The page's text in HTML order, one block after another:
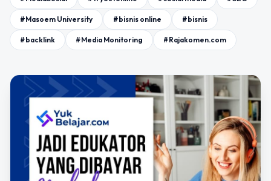
#Masoem University #bisnis online #bisnis
#backlink #Media Monitoring #Rajakomen.com